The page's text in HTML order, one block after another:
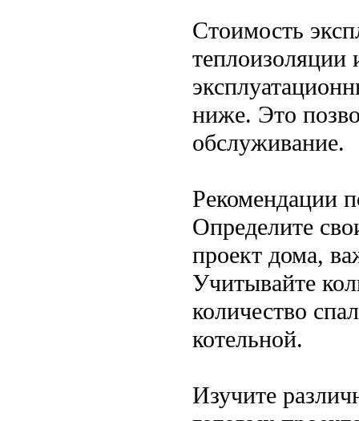
Стоимость
ниже. Это
обслуживание.
Рекомендации
Определите
проект дома,
Учитывайте
количество
котельной.
Изучите